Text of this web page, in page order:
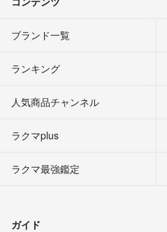
ブランド一覧
ランキング
人気商品チャンネル
ラクマplus
ラクマ最強鑑定
ガイド